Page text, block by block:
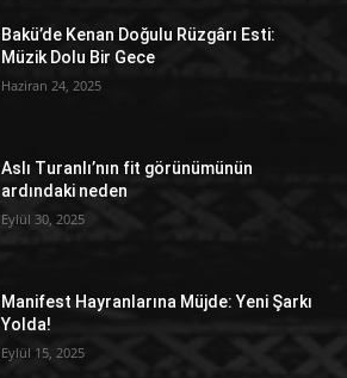
Bakü’de Kenan Doğulu Rüzgârı Esti:
Müzik Dolu Bir Gece
Haziran 24, 2025
Aslı Turanlı’nın fit görünümünün
ardındaki neden
Eylül 30, 2025
Manifest Hayranlarına Müjde: Yeni Şarkı
Yolda!
Eylül 15, 2025